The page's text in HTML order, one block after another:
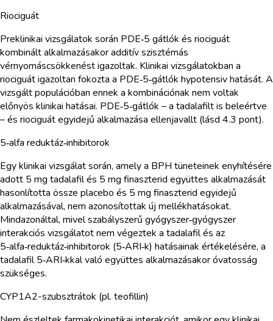
Riociguát
Preklinikai vizsgálatok során PDE‑5 gátlók és riociguát
kombinált alkalmazásakor additív szisztémás
vérnyomáscsökkenést igazoltak. Klinikai vizsgálatokban a
riociguát igazoltan fokozta a PDE‑5‑gátlók hypotensiv hatását. A
vizsgált populációban ennek a kombinációnak nem voltak
előnyös klinikai hatásai. PDE‑5‑gátlók – a tadalafilt is beleértve
– és riociguát egyidejű alkalmazása ellenjavallt (lásd 4.3 pont).
5‑alfa reduktáz‑inhibitorok
Egy klinikai vizsgálat során, amely a BPH tüneteinek enyhítésére
adott 5 mg tadalafil és 5 mg finaszterid együttes alkalmazását
hasonlította össze placebo és 5 mg finaszterid egyidejű
alkalmazásával, nem azonosítottak új mellékhatásokat.
Mindazonáltal, mivel szabályszerű gyógyszer‑gyógyszer
interakciós vizsgálatot nem végeztek a tadalafil és az
5‑alfa‑reduktáz‑inhibitorok (5‑ARI‑k) hatásainak értékelésére, a
tadalafil 5‑ARI‑kkal való együttes alkalmazásakor óvatosság
szükséges.
CYP1A2-szubsztrátok (pl. teofillin)